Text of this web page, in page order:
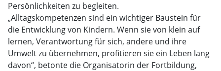
Persönlichkeiten zu begleiten.
„Alltagskompetenzen sind ein wichtiger Baustein für
die Entwicklung von Kindern. Wenn sie von klein auf
lernen, Verantwortung für sich, andere und ihre
Umwelt zu übernehmen, profitieren sie ein Leben lang
davon“, betonte die Organisatorin der Fortbildung,